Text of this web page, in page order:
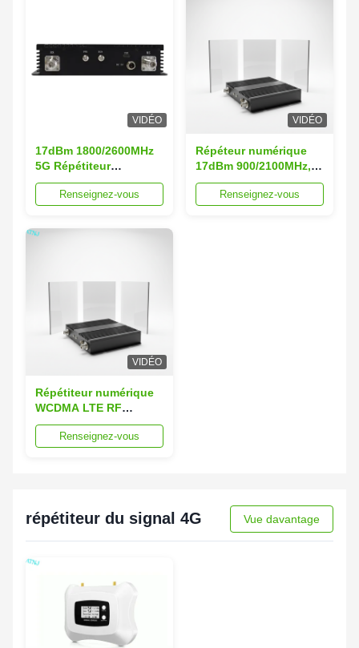
VIDÉO
17dBm 1800/2600MHz
5G Répétiteur
numérique Répétiteur
numérique DCS
bande numérique
Renseignez-vous
VIDÉO
Répéteur numérique
17dBm 900/2100MHz,
répéteur réglable à
bande EGSM WCDMA
Renseignez-vous
VIDÉO
Répétiteur numérique
WCDMA LTE RF
Répétiteur à large
bande Répétiteur
Renseignez-vous
répétiteur du signal 4G Vue davantage